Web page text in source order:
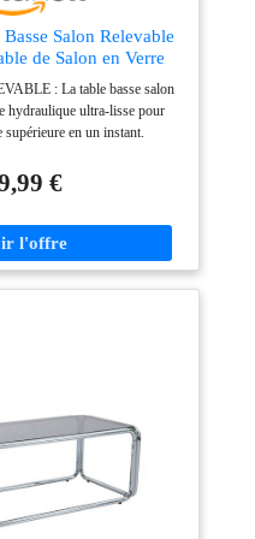
chez vous.
Salon Relevable
de Salon en Verre
Bas Rangement
Tiroirs,Rangement
Noir)
: La table basse salon
hydraulique ultra-lisse pour
supérieure en un instant.
table allie modernité et
solution adaptable pour un
CONNECTÉE : La table
système d’éclairage LED
et un coffre secret sous la
chaque objet trouve sa place.
télécommandes ou affaires
d’œil. Ce système intelligent
tout en assurant un accès
quotidien. PLATEAU EN
€